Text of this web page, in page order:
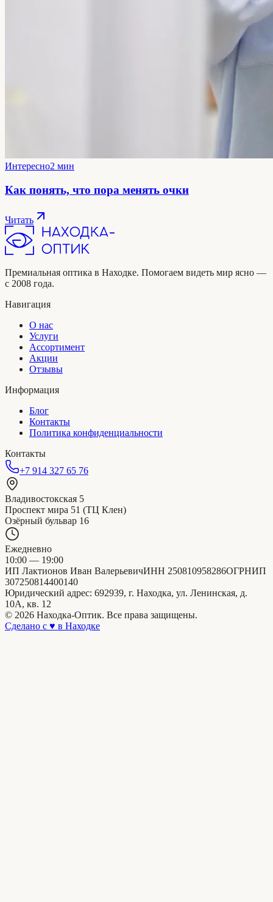
Интересно2 мин
Как понять, что пора менять очки
Читать
Премиальная оптика в Находке. Помогаем видеть мир ясно —
с 2008 года.
Навигация
О нас
Услуги
Ассортимент
Акции
Отзывы
Информация
Блог
Контакты
Политика конфиденциальности
Контакты
+7 914 327 65 76
Владивостокская 5
Проспект мира 51 (ТЦ Клен)
Озёрный бульвар 16
Ежедневно
10:00 — 19:00
ИП Лактионов Иван ВалерьевичИНН 250810958286ОГРНИП
307250814400140
Юридический адрес: 692939, г. Находка, ул. Ленинская, д.
10А, кв. 12
© 2026 Находка-Оптик. Все права защищены.
Сделано с ♥ в Находке